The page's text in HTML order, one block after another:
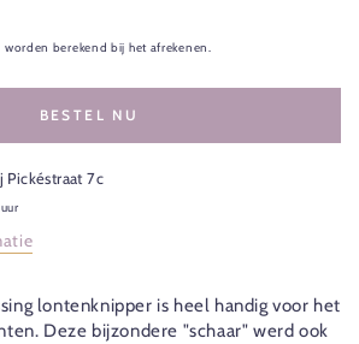
berekend bij het afrekenen.
BESTEL NU
Pickéstraat 7c
lontenknipper is heel handig voor het
Deze bijzondere "schaar" werd ook